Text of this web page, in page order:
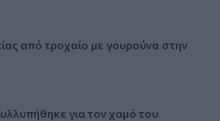
από τροχαίο με γουρούνα στην
για τον χαμό του